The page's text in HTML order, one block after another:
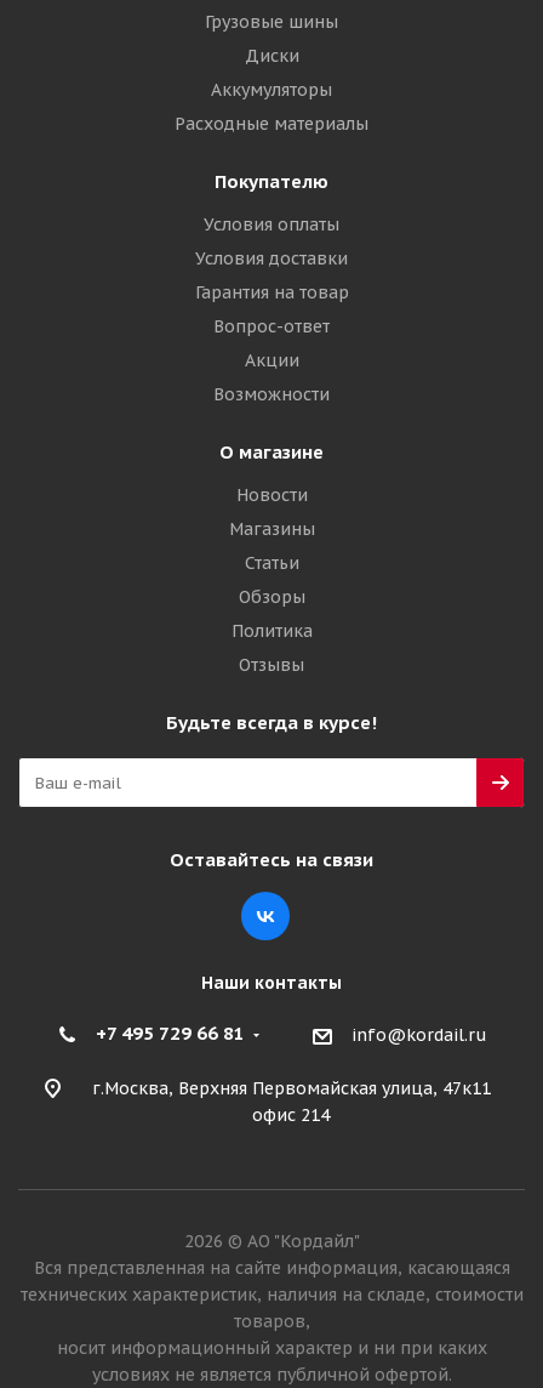
Грузовые шины
Диски
Аккумуляторы
Расходные материалы
Покупателю
Условия оплаты
Условия доставки
Гарантия на товар
Вопрос-ответ
Акции
Возможности
О магазине
Новости
Магазины
Статьи
Обзоры
Политика
Отзывы
Будьте всегда в курсе!
Оставайтесь на связи
Наши контакты
+7 495 729 66 81 info@kordail.ru
г.Москва, Верхняя Первомайская улица, 47к11
офис 214
2026 © АО "Кордайл"
Вся представленная на сайте информация, касающаяся
технических характеристик, наличия на складе, стоимости
товаров,
носит информационный характер и ни при каких
условиях не является публичной офертой.